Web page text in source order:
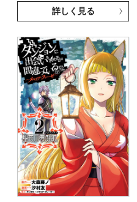
詳しく見る